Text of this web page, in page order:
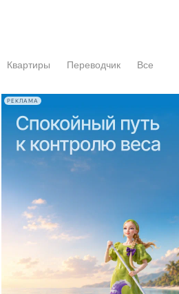
Квартиры Переводчик Все
РЕКЛАМА